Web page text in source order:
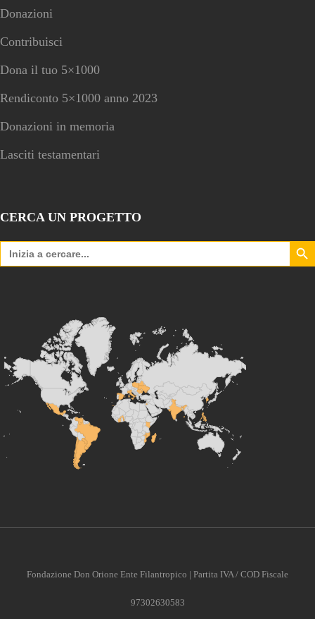
Donazioni
Contribuisci
Dona il tuo 5×1000
Rendiconto 5×1000 anno 2023
Donazioni in memoria
Lasciti testamentari
CERCA UN PROGETTO
Search
for:
Search
Fondazione Don Orione Ente Filantropico | Partita IVA / COD Fiscale
97302630583